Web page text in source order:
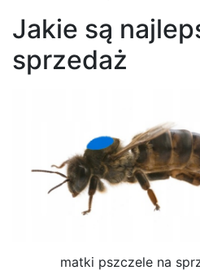
Jakie są
sprzedaż
matki pszczele na